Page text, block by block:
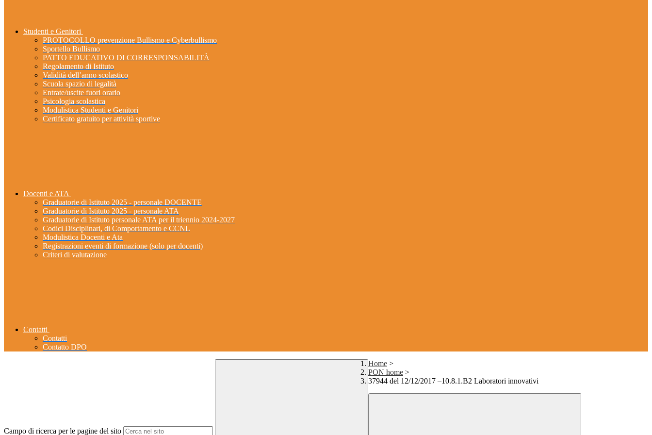
Studenti e Genitori
PROTOCOLLO prevenzione Bullismo e Cyberbullismo
Sportello Bullismo
PATTO EDUCATIVO DI CORRESPONSABILITÀ
Regolamento di Istituto
Validità dell’anno scolastico
Scuola spazio di legalità
Entrate/uscite fuori orario
Psicologia scolastica
Modulistica Studenti e Genitori
Certificato gratuito per attività sportive
Docenti e ATA
Graduatorie di Istituto 2025 - personale DOCENTE
Graduatorie di Istituto 2025 - personale ATA
Graduatorie di Istituto personale ATA per il triennio 2024-2027
Codici Disciplinari, di Comportamento e CCNL
Modulistica Docenti e Ata
Registrazioni eventi di formazione (solo per docenti)
Criteri di valutazione
Contatti
Contatti
Contatto DPO
Campo di ricerca per le pagine del sito
Home >
PON home >
37944 del 12/12/2017 –10.8.1.B2 Laboratori innovativi